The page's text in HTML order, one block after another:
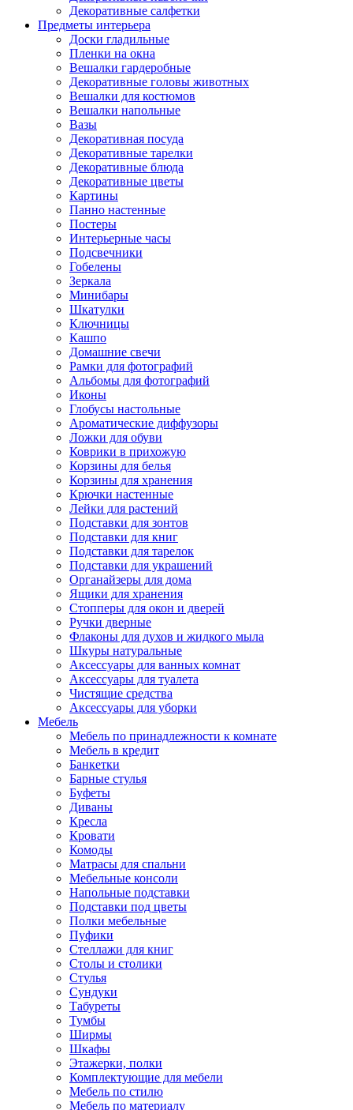
Декоративные салфетки
Предметы интерьера
Доски гладильные
Пленки на окна
Вешалки гардеробные
Декоративные головы животных
Вешалки для костюмов
Вешалки напольные
Вазы
Декоративная посуда
Декоративные тарелки
Декоративные блюда
Декоративные цветы
Картины
Панно настенные
Постеры
Интерьерные часы
Подсвечники
Гобелены
Зеркала
Минибары
Шкатулки
Ключницы
Кашпо
Домашние свечи
Рамки для фотографий
Альбомы для фотографий
Иконы
Глобусы настольные
Ароматические диффузоры
Ложки для обуви
Коврики в прихожую
Корзины для белья
Корзины для хранения
Крючки настенные
Лейки для растений
Подставки для зонтов
Подставки для книг
Подставки для тарелок
Подставки для украшений
Органайзеры для дома
Ящики для хранения
Стопперы для окон и дверей
Ручки дверные
Флаконы для духов и жидкого мыла
Шкуры натуральные
Аксессуары для ванных комнат
Аксессуары для туалета
Чистящие средства
Аксессуары для уборки
Мебель
Мебель по принадлежности к комнате
Мебель в кредит
Банкетки
Барные стулья
Буфеты
Диваны
Кресла
Кровати
Комоды
Матрасы для спальни
Мебельные консоли
Напольные подставки
Подставки под цветы
Полки мебельные
Пуфики
Стеллажи для книг
Столы и столики
Стулья
Сундуки
Табуреты
Тумбы
Ширмы
Шкафы
Этажерки, полки
Комплектующие для мебели
Мебель по стилю
Мебель по материалу